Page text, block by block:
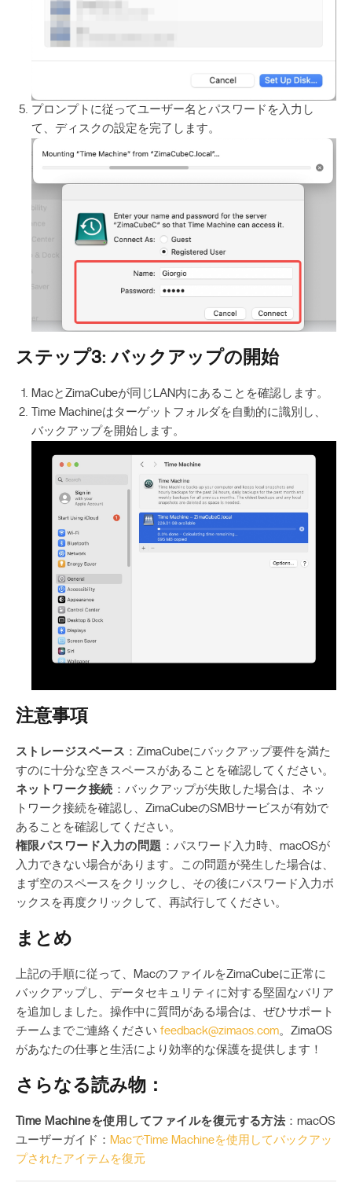
プロンプトに従ってユーザー名とパスワードを入力し
て、ディスクの設定を完了します。
ステップ3: バックアップの開始
MacとZimaCubeが同じLAN内にあることを確認します。
Time Machineはターゲットフォルダを自動的に識別し、
バックアップを開始します。
注意事項
ストレージスペース ：ZimaCubeにバックアップ要件を満た
すのに十分な空きスペースがあることを確認してください。
ネットワーク接続 ：バックアップが失敗した場合は、ネッ
トワーク接続を確認し、ZimaCubeのSMBサービスが有効で
あることを確認してください。
権限パスワード入力の問題 ：パスワード入力時、macOSが
入力できない場合があります。この問題が発生した場合は、
まず空のスペースをクリックし、その後にパスワード入力ボ
ックスを再度クリックして、再試行してください。
まとめ
上記の手順に従って、MacのファイルをZimaCubeに正常に
バックアップし、データセキュリティに対する堅固なバリア
を追加しました。操作中に質問がある場合は、ぜひサポート
チームまでご連絡ください feedback@zimaos.com。ZimaOS
があなたの仕事と生活により効率的な保護を提供します！
さらなる読み物：
Time Machineを使用してファイルを復元する方法：macOS
ユーザーガイド： MacでTime Machineを使用してバックアッ
プされたアイテムを復元